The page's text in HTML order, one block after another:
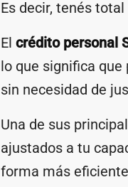
Es decir, tenés
El crédito personal
lo que significa
sin necesidad de
Una de sus
ajustados a tu
forma más